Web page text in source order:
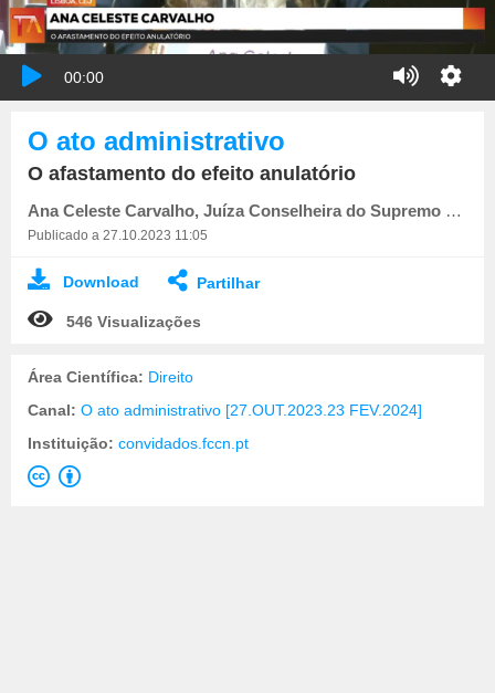
00:00
O ato administrativo
O afastamento do efeito anulatório
Ana Celeste Carvalho, Juíza Conselheira do Supremo Tribunal Administrativo
Publicado a 27.10.2023 11:05
Download Partilhar
546 Visualizações
Área Científica: Direito
Canal: O ato administrativo [27.OUT.2023.23 FEV.2024]
Instituição: convidados.fccn.pt